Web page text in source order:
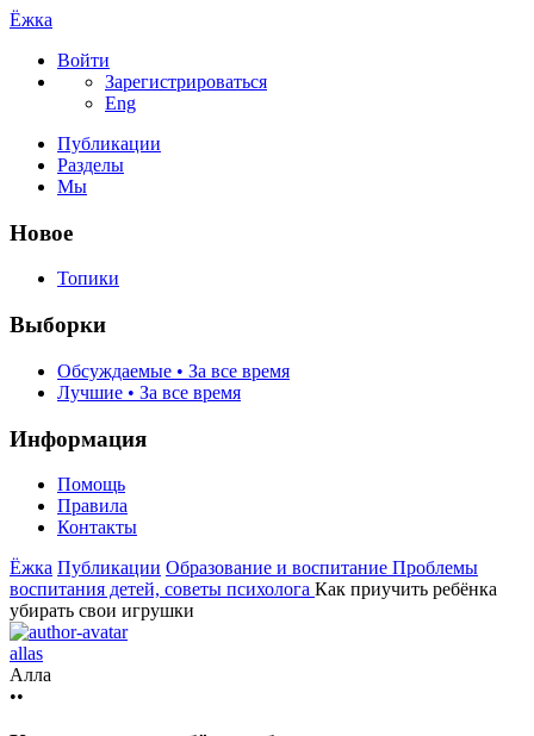
Ёжка
Войти
Зарегистрироваться
Eng
Публикации
Разделы
Мы
Новое
Топики
Выборки
Обсуждаемые • За все время
Лучшие • За все время
Информация
Помощь
Правила
Контакты
Ёжка Публикации Образование и воспитание Проблемы
воспитания детей, советы психолога Как приучить ребёнка
убирать свои игрушки
allas
Алла
••